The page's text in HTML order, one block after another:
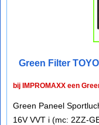
Green Filter
bij IMPROMAXX een
Green Paneel
16V VVT i (mc: 2ZZ-